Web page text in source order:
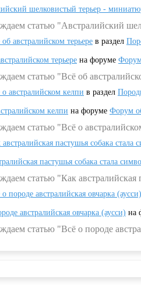
шелковистый терьер -
статью "Австралийский
об австралийском терьере в раздел
терьере на форуме
статью "Всё об
о австралийском келпи в раздел
келпи на форуме Форум
статью "Всё о
австралийская пастушья собака
пастушья собака стала
статью "Как
о породе австралийская овчарка (аусси)
австралийская овчарка (аусси) на
статью "Всё о породе